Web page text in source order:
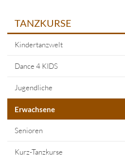
TANZKURSE
Kindertanzwelt
Dance 4 KIDS
Jugendliche
Erwachsene
Senioren
Kurz-Tanzkurse